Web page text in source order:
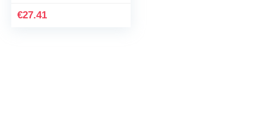
€27.41